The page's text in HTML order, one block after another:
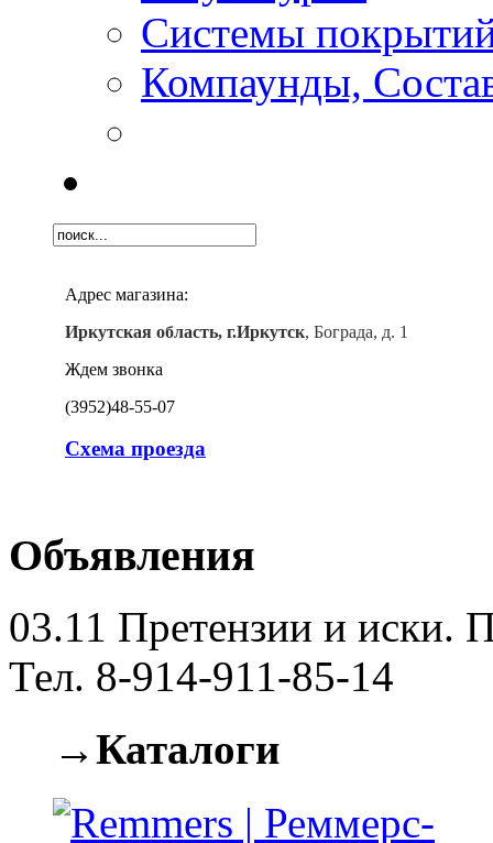
Системы
Компаунды,
Адрес магазина:
Иркутская область, г.Иркутск, Бограда, д. 1
Ждем звонка
(3952)48-55-07
Схема проезда
Объявления
03.11 Претензии и иски.
Тел. 8-914-911-85-14
→Каталоги